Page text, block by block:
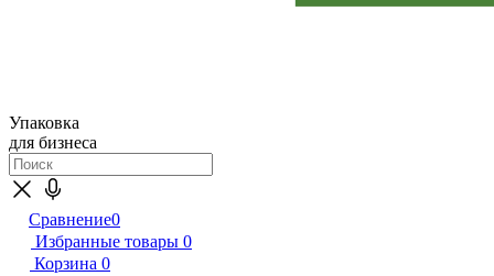
Упаковка
для бизнеса
Сравнение0
Избранные товары 0
Корзина 0